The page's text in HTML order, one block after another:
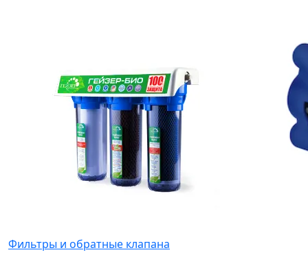
Фильтры и обратные клапана